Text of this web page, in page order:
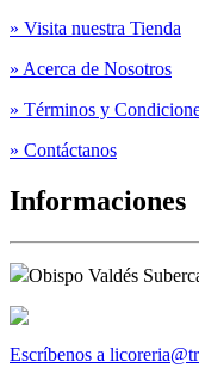
» Visita nuestra Tienda
» Acerca de Nosotros
» Términos y
» Contáctanos
Informaciones
Obispo Valdés
Escríbenos a